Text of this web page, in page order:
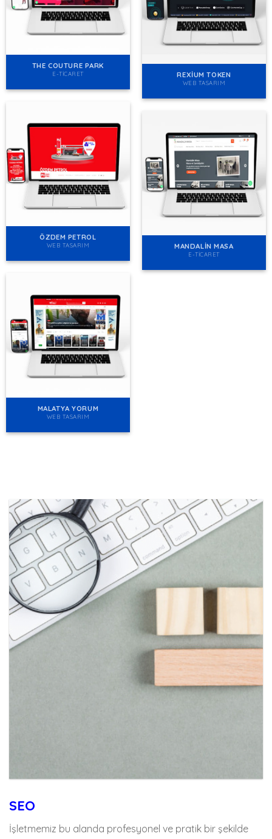
THE COUTURE PARK
E-TICARET REXIUM TOKEN
WEB TASARIM
ÖZDEM PETROL
WEB TASARIM MANDALIN MASA
E-TICARET
MALATYA YORUM
WEB TASARIM
SEO
İşletmemiz bu alanda profesyonel ve pratik bir şekilde